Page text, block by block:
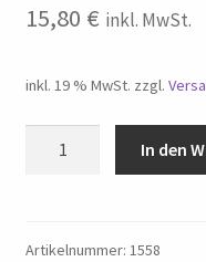
15,80 € inkl. MwSt.
inkl. 19 % MwSt. zzgl.
ml,
In den
Artikelnummer: 1558